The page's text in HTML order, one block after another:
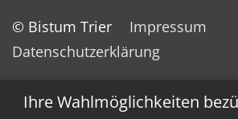
Ihre Wahlmöglichkeiten
© Bistum Trier
Impressum
Datenschutzerklärung